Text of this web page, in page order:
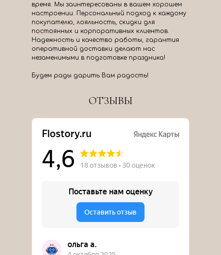
время. Мы заинтересованы в вашем хорошем
настроении. Персональный подход к каждому
покупателю, лояльность, скидки для
постоянных и корпоративных клиентов.
Надежность и качество работы, гарантия
оперативной доставки делают нас
незаменимыми в подготовке праздника!
Будем рады дарить Вам радость!
ОТЗЫВЫ